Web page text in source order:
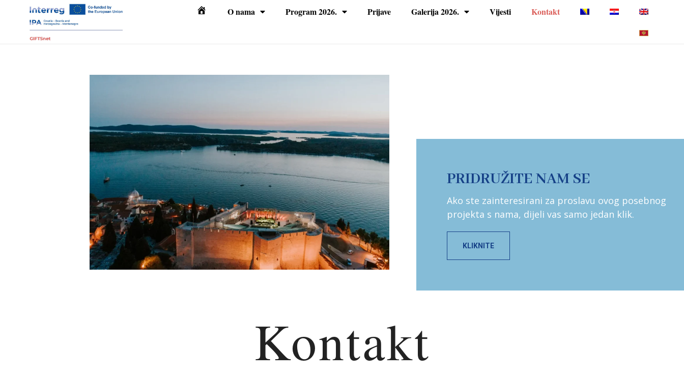
Početna O nama Program 2026. Prijave Galerija 2026. Vijesti Kontakt
PRIDRUŽITE NAM SE
Ako ste zainteresirani za proslavu ovog posebnog
projekta s nama, dijeli vas samo jedan klik.
KLIKNITE
Kontakt